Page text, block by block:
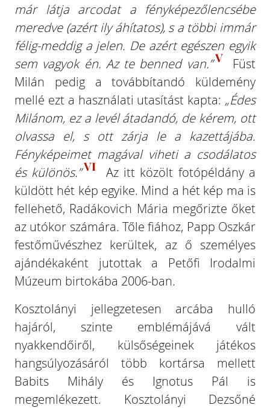
már látja arcodat a fényképezőlencsébe
meredve (azért ily áhítatos), s a többi immár
félig-meddig a jelen. De azért egészen egyik
sem vagyok én. Az te benned van.”V
Füst
Milán pedig a továbbítandó küldemény
mellé ezt a használati utasítást kapta: „Édes
Milánom, ez a levél átadandó, de kérem, ott
olvassa el, s ott zárja le a kazettájába.
Fényképeimet magával viheti a csodálatos
és különös.”VI
Az itt közölt fotópéldány a
küldött hét kép egyike. Mind a hét kép ma is
fellehető, Radákovich Mária megőrizte őket
az utókor számára. Tőle fiához, Papp Oszkár
festőművészhez kerültek, az ő személyes
ajándékaként jutottak a Petőfi Irodalmi
Múzeum birtokába 2006-ban.
Kosztolányi jellegzetesen arcába hulló
hajáról, szinte emblémájává vált
nyakkendőiről, külsőségeinek játékos
hangsúlyozásáról több kortársa mellett
Babits Mihály és Ignotus Pál is
megemlékezett. Kosztolányi Dezsőné